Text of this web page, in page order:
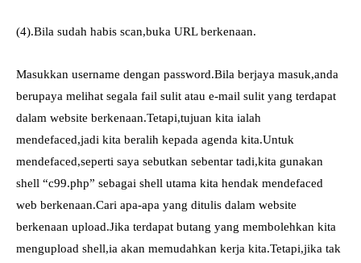
(4).Bila sudah habis scan,buka URL berkenaan.
Masukkan username dengan password.Bila berjaya masuk,anda
berupaya melihat segala fail sulit atau e-mail sulit yang terdapat
dalam website berkenaan.Tetapi,tujuan kita ialah
mendefaced,jadi kita beralih kepada agenda kita.Untuk
mendefaced,seperti saya sebutkan sebentar tadi,kita gunakan
shell “c99.php” sebagai shell utama kita hendak mendefaced
web berkenaan.Cari apa-apa yang ditulis dalam website
berkenaan upload.Jika terdapat butang yang membolehkan kita
mengupload shell,ia akan memudahkan kerja kita.Tetapi,jika tak